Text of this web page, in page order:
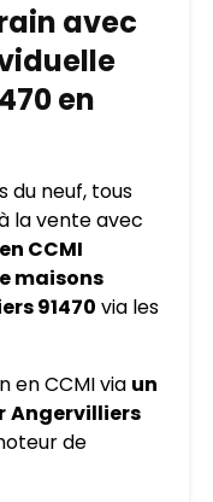
avec
en
du neuf, tous
la vente avec
en CCMI
maisons
91470 via les
en CCMI via un
Angervilliers
de